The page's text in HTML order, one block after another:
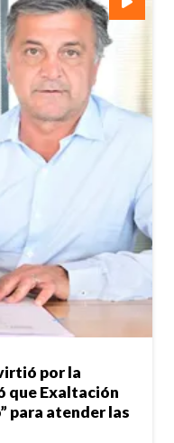
por la
que Exaltación
para atender las